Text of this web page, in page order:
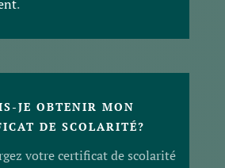
.
JE OBTENIR MON
DE SCOLARITÉ?
votre certificat de scolarité